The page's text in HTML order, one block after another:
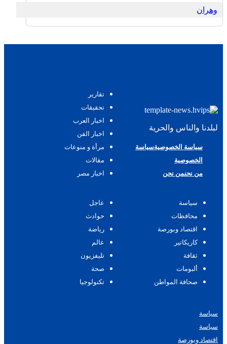
وهران
لبلدنا والناس والحرية
سياسة الخصوصيةسياسة
الخصوصية
من نحنمن نحن
تقارير
تحقيقات
اخبار العرب
اخبار الفن
مرأة و منوعات
مقالات
اخبار مصر
سياسة
محافظات
اقتصاد وبورصة
كاريكاتير
ثقافة
ألبومات
صحافة المواطن
عاجل
حوادث
رياضة
عالم
تليفزيون
صحة
تكنولوجيا
سياسة
سياسة
اقتصاد وبورصة